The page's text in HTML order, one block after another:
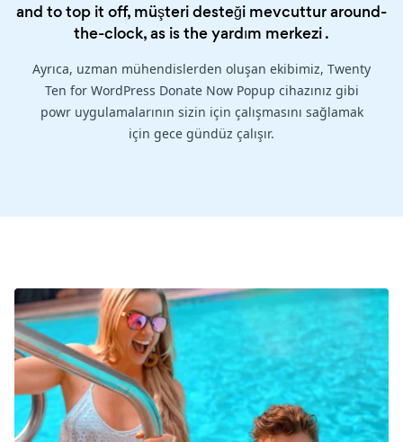
and to top it off, müşteri desteği mevcuttur around-
the-clock, as is theyardım merkezi.
Ayrıca, uzman mühendislerden oluşan ekibimiz, Twenty
Ten for WordPress Donate Now Popup cihazınız gibi
powr uygulamalarının sizin için çalışmasını sağlamak
için gece gündüz çalışır.